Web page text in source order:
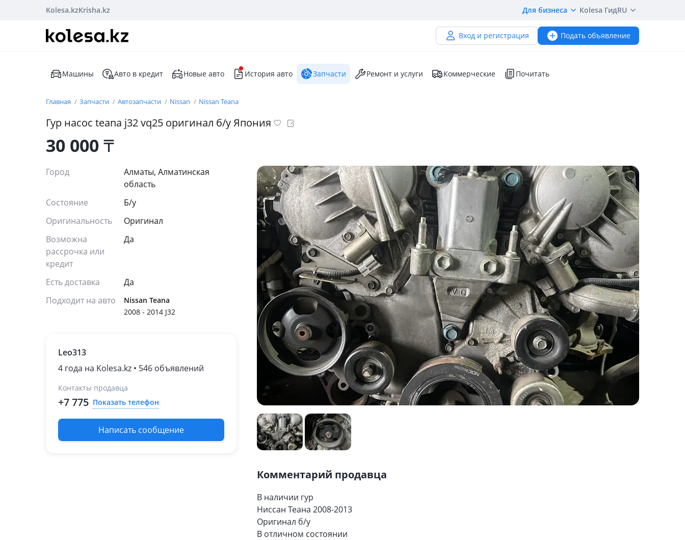
Kolesa.kzKrisha.kz Для бизнеса Kolesa ГидRU
Вход и регистрация Подать объявление
Машины Авто в кредит Новые авто История авто Запчасти Ремонт и услуги Коммерческие Почитать
Главная Запчасти Автозапчасти Nissan Nissan Teana
Гур насос teana j32 vq25 оригинал б/у Япония
30 000₸
Город
Алматы, Алматинская
область
Состояние
Б/y
Оригинальность
Оригинал
Возможна
рассрочка или
кредит
Да
Есть доставка
Да
Подходит на авто
Nissan Teana
2008 - 2014 J32
Leo313
4 года на Kolesa.kz • 546 объявлений
Контакты продавца
+7 775 Показать телефон
Написать сообщение
Комментарий продавца
В наличии гур
Ниссан Теана 2008-2013
Оригинал б/у
В отличном состоянии